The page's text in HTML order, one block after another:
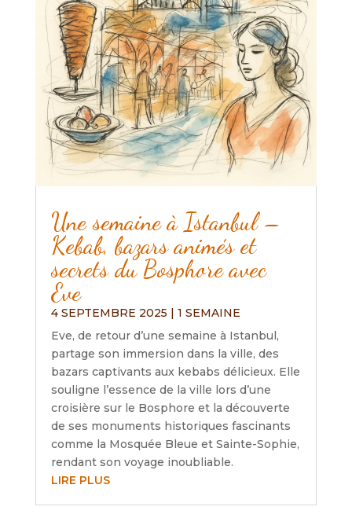
Une semaine à Istanbul –
Kebab, bazars animés et
secrets du Bosphore avec
Eve
4 SEPTEMBRE 2025 | 1 SEMAINE
Eve, de retour d’une semaine à Istanbul,
partage son immersion dans la ville, des
bazars captivants aux kebabs délicieux. Elle
souligne l’essence de la ville lors d’une
croisière sur le Bosphore et la découverte
de ses monuments historiques fascinants
comme la Mosquée Bleue et Sainte-Sophie,
rendant son voyage inoubliable.
LIRE PLUS